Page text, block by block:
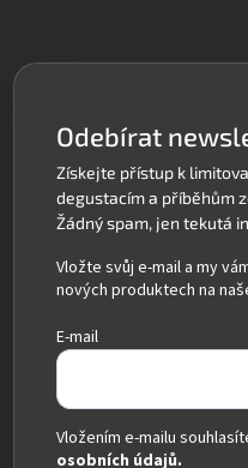
Odebírat
Vložte svůj e-mail a my
nových produktech na
E-mail
Vložením e-mailu
osobních údajů.